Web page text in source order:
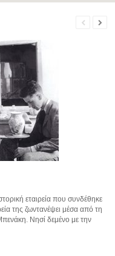
εταιρεία που συνδέθηκε
της ζωντανέψει μέσα από τη
Νησί δεμένο με την